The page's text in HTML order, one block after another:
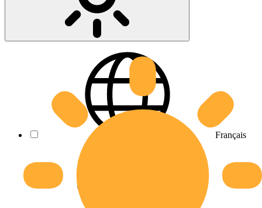
Français